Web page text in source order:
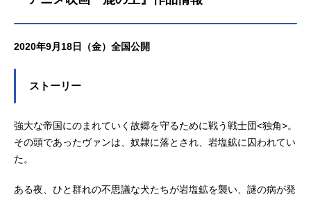
2020年9月18日（金）全国公開
ストーリー
強大な帝国にのまれていく故郷を守るために戦う戦士団<独角>。
その頭であったヴァンは、奴隷に落とされ、岩塩鉱に囚われてい
た。
ある夜、ひと群れの不思議な犬たちが岩塩鉱を襲い、謎の病が発